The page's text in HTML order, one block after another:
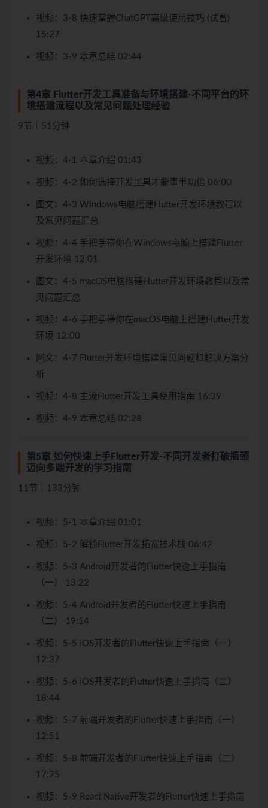
视频：3-8 快速掌握ChatGPT高级使用技巧 (试看)
15:27
视频：3-9 本章总结 02:44
第4章 Flutter开发工具准备与环境搭建-不同平台的环
境搭建流程以及常见问题处理经验
9节｜51分钟
视频：4-1 本章介绍 01:43
视频：4-2 如何选择开发工具才能事半功倍 06:00
图文：4-3 Windows电脑搭建Flutter开发环境教程以
及常见问题汇总
视频：4-4 手把手带你在Windows电脑上搭建Flutter
开发环境 12:01
图文：4-5 macOS电脑搭建Flutter开发环境教程以及常
见问题汇总
视频：4-6 手把手带你在macOS电脑上搭建Flutter开发
环境 12:00
图文：4-7 Flutter开发环境搭建常见问题和解决方案分
析
视频：4-8 主流Flutter开发工具使用指南 16:39
视频：4-9 本章总结 02:28
第5章 如何快速上手Flutter开发-不同开发者打破瓶颈
迈向多端开发的学习指南
11节｜133分钟
视频：5-1 本章介绍 01:01
视频：5-2 解锁Flutter开发拓宽技术栈 06:42
视频：5-3 Android开发者的Flutter快速上手指南
（一） 13:22
视频：5-4 Android开发者的Flutter快速上手指南
（二） 19:14
视频：5-5 iOS开发者的Flutter快速上手指南（一）
12:37
视频：5-6 iOS开发者的Flutter快速上手指南（二）
18:44
视频：5-7 前端开发者的Flutter快速上手指南（一）
12:51
视频：5-8 前端开发者的Flutter快速上手指南（二）
17:25
视频：5-9 React Native开发者的Flutter快速上手指南